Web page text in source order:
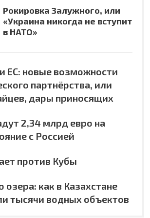
Рокировка Залужного, или
«Украина никогда не вступит
в НАТО»
ЕС: новые возможности
партнёрства, или
дары приносящих
2,34 млрд евро на
с Россией
против Кубы
озера: как в Казахстане
тысячи водных объектов